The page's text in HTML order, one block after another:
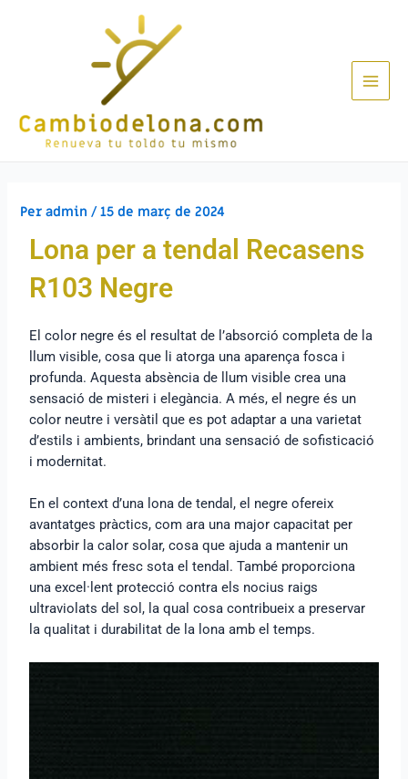
Per admin/15 de març de 2024
Lona per a tendal Recasens
R103 Negre
El color negre és el resultat de l’absorció completa de la
llum visible, cosa que li atorga una aparença fosca i
profunda. Aquesta absència de llum visible crea una
sensació de misteri i elegància. A més, el negre és un
color neutre i versàtil que es pot adaptar a una varietat
d’estils i ambients, brindant una sensació de sofisticació
i modernitat.
En el context d’una lona de tendal, el negre ofereix
avantatges pràctics, com ara una major capacitat per
absorbir la calor solar, cosa que ajuda a mantenir un
ambient més fresc sota el tendal. També proporciona
una excel·lent protecció contra els nocius raigs
ultraviolats del sol, la qual cosa contribueix a preservar
la qualitat i durabilitat de la lona amb el temps.